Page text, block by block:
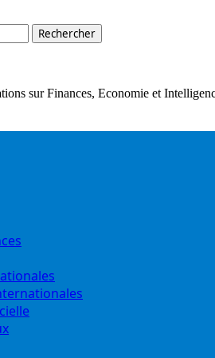
sur Finances, Economie et